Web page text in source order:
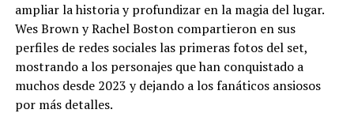
ampliar la historia y profundizar en la magia del lugar.
Wes Brown y Rachel Boston compartieron en sus
perfiles de redes sociales las primeras fotos del set,
mostrando a los personajes que han conquistado a
muchos desde 2023 y dejando a los fanáticos ansiosos
por más detalles.